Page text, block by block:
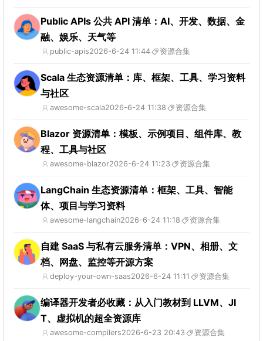
Public APIs 公共 API 清单：AI、开发、数据、金
融、娱乐、天气等
public-apis2026-6-24 11:44 资源合集
Scala 生态资源清单：库、框架、工具、学习资料
与社区
awesome-scala2026-6-24 11:38 资源合集
Blazor 资源清单：模板、示例项目、组件库、教
程、工具与社区
awesome-blazor2026-6-24 11:23 资源合集
LangChain 生态资源清单：框架、工具、智能
体、项目与学习资料
awesome-langchain2026-6-24 11:18 资源合集
自建 SaaS 与私有云服务清单：VPN、相册、文
档、网盘、监控等开源方案
deploy-your-own-saas2026-6-24 11:11 资源合集
编译器开发者必收藏：从入门教材到 LLVM、JI
T、虚拟机的超全资源库
awesome-compilers2026-6-23 20:43 资源合集